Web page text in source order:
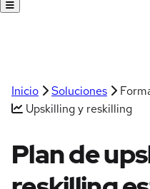
Inicio Soluciones
Upskilling y reskilling
Plan de